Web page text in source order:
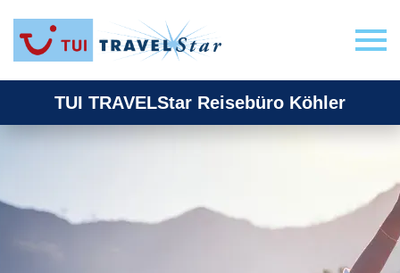
TUI TRAVELStar Reisebüro Köhler